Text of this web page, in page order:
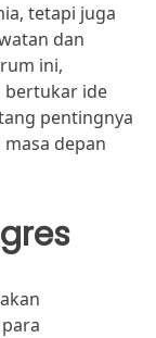
tetapi juga
dan
ini,
bertukar ide
pentingnya
depan